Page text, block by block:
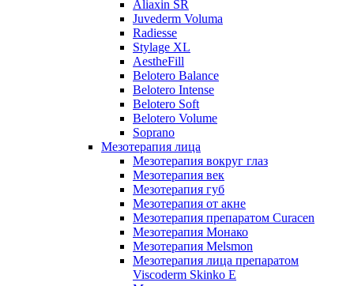
Aliaxin SR
Juvederm Voluma
Radiesse
Stylage XL
AestheFill
Belotero Balance
Belotero Intense
Belotero Soft
Belotero Volume
Soprano
Мезотерапия лица
Мезотерапия вокруг глаз
Мезотерапия век
Мезотерапия губ
Мезотерапия от акне
Мезотерапия препаратом Curacen
Мезотерапия Монако
Мезотерапия Melsmon
Мезотерапия лица препаратом
Viscoderm Skinko E